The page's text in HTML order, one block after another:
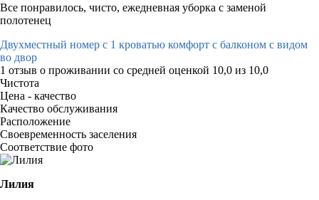
Все понравилось, чисто, ежедневная уборка с заменой
полотенец
Двухместный номер с 1 кроватью комфорт с балконом с видом
во двор
1 отзыв о проживании со средней оценкой 10,0 из 10,0
Чистота
Цена - качество
Качество обслуживания
Расположение
Своевременность заселения
Соответствие фото
Лилия